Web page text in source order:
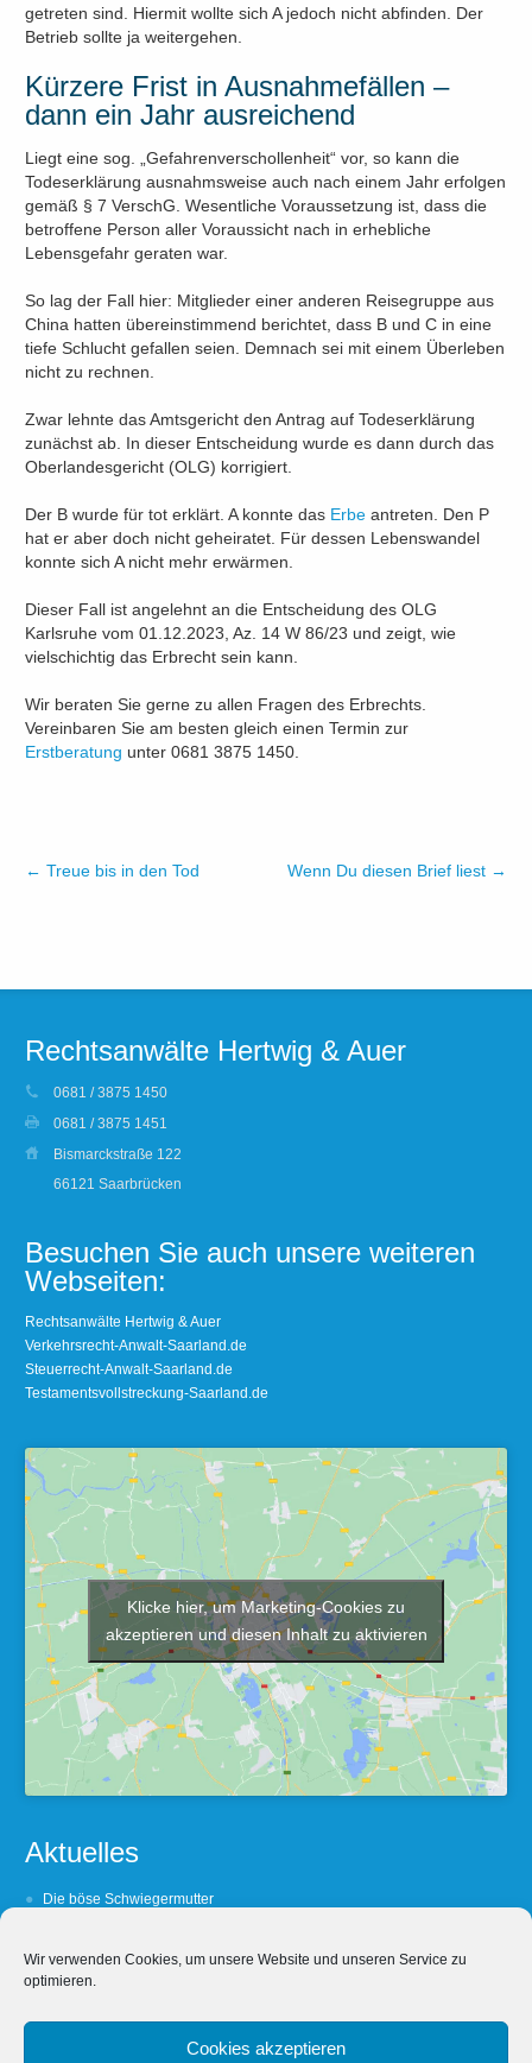
Wir verwenden Cookies, um unsere Website und unseren Service zu
optimieren.
Cookies akzeptieren
getreten sind. Hiermit wollte sich A jedoch nicht abfinden. Der
Betrieb sollte ja weitergehen.
Kürzere Frist in Ausnahmefällen –
dann ein Jahr ausreichend
Liegt eine sog. „Gefahrenverschollenheit“ vor, so kann die
Todeserklärung ausnahmsweise auch nach einem Jahr erfolgen
gemäß § 7 VerschG. Wesentliche Voraussetzung ist, dass die
betroffene Person aller Voraussicht nach in erhebliche
Lebensgefahr geraten war.
So lag der Fall hier: Mitglieder einer anderen Reisegruppe aus
China hatten übereinstimmend berichtet, dass B und C in eine
tiefe Schlucht gefallen seien. Demnach sei mit einem Überleben
nicht zu rechnen.
Zwar lehnte das Amtsgericht den Antrag auf Todeserklärung
zunächst ab. In dieser Entscheidung wurde es dann durch das
Oberlandesgericht (OLG) korrigiert.
Der B wurde für tot erklärt. A konnte das Erbe antreten. Den P
hat er aber doch nicht geheiratet. Für dessen Lebenswandel
konnte sich A nicht mehr erwärmen.
Dieser Fall ist angelehnt an die Entscheidung des OLG
Karlsruhe vom 01.12.2023, Az. 14 W 86/23 und zeigt, wie
vielschichtig das Erbrecht sein kann.
Wir beraten Sie gerne zu allen Fragen des Erbrechts.
Vereinbaren Sie am besten gleich einen Termin zur
Erstberatung unter 0681 3875 1450.
← Treue bis in den Tod Wenn Du diesen Brief liest →
Rechtsanwälte Hertwig & Auer
0681 / 3875 1450
0681 / 3875 1451
Bismarckstraße 122
66121 Saarbrücken
Besuchen Sie auch unsere weiteren
Webseiten:
Rechtsanwälte Hertwig & Auer
Verkehrsrecht-Anwalt-Saarland.de
Steuerrecht-Anwalt-Saarland.de
Testamentsvollstreckung-Saarland.de
Klicke hier, um Marketing-Cookies zu
akzeptieren und diesen Inhalt zu aktivieren
Aktuelles
Die böse Schwiegermutter
(Un- Treue lohnt sich nicht
Wein, Weib & Worschd